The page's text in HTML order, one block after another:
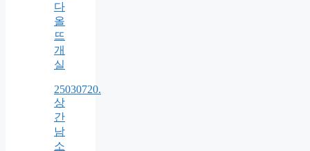
다
올
뜨
개
실
25030720.
상
간
남
소